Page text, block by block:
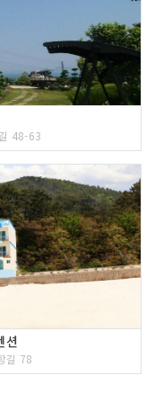
48-63
션
길 78